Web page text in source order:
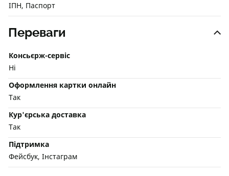
ІПН, Паспорт
Переваги
Консьєрж-сервіс
Ні
Оформлення картки онлайн
Так
Кур'єрська доставка
Так
Підтримка
Фейсбук, Інстаграм